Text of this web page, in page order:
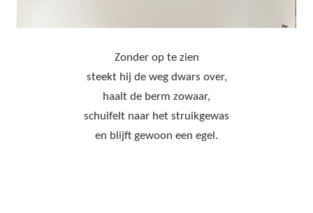
Zonder op te zien
steekt hij de weg dwars over,
haalt de berm zowaar,
schuifelt naar het struikgewas
en blijft gewoon een egel.